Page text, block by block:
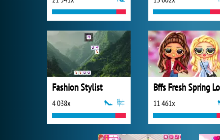
Fashion Stylist
4 038x 11 461x